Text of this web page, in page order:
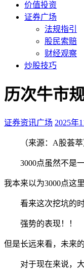
价值投资
证券广场
法规指引
股民索赔
财经观察
炒股技巧
历次牛市
证券资讯广场 2025年
（来源：A股荟萃
3000点虽然不是一
我本来以为3000点这
看来这次挖坑的时
强势的表现！！
但是长远来看，未来
对于现在来说，大